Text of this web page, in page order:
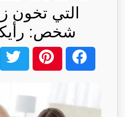
التي تخون
شخص: